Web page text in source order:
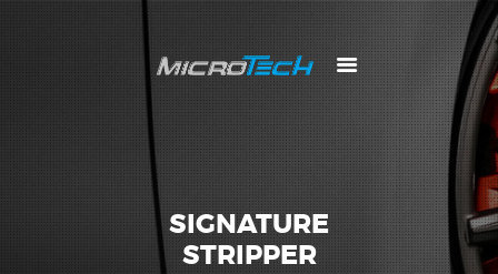
SIGNATURE
STRIPPER